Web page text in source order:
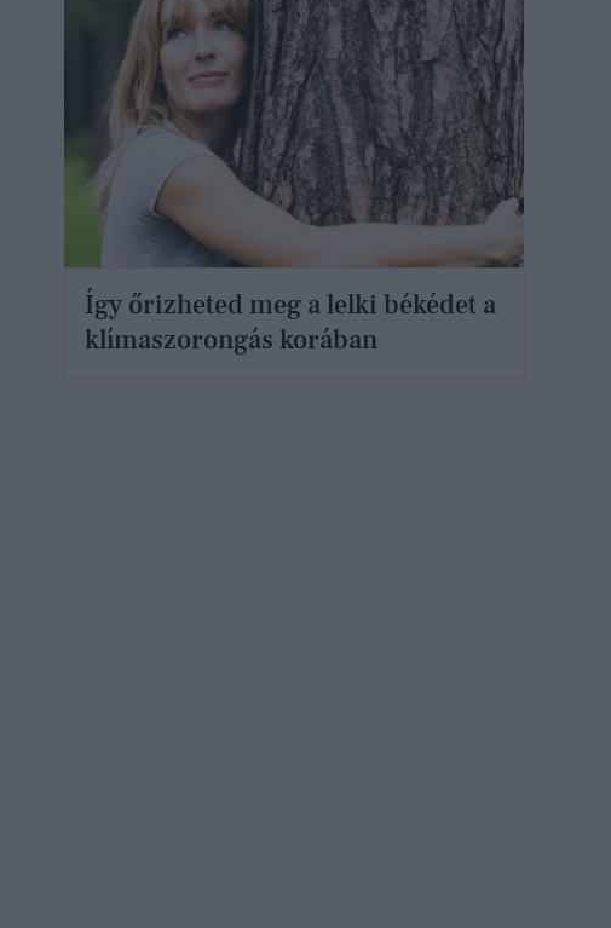
Így őrizheted meg a lelki békédet a
klímaszorongás korában